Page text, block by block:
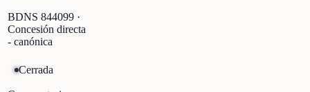
BDNS 844099 ·
Concesión directa
- canónica
Cerrada